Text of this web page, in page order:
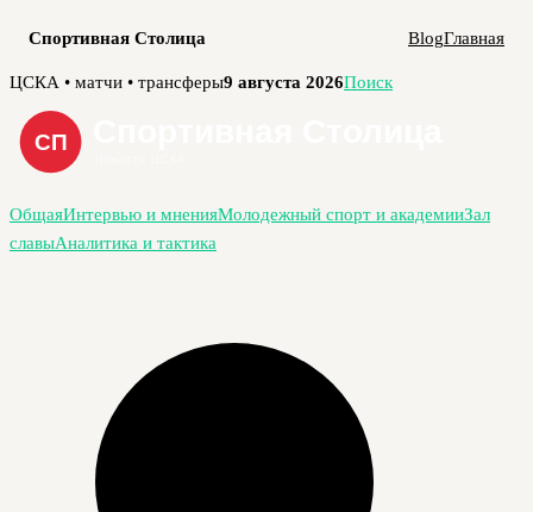
Спортивная Столица BlogГлавная
Перейти
содержимому
ЦСКА • матчи • трансферы9 августа 2026Поиск
ОбщаяИнтервью и мненияМолодежный спорт и академииЗал
славыАналитика и тактика